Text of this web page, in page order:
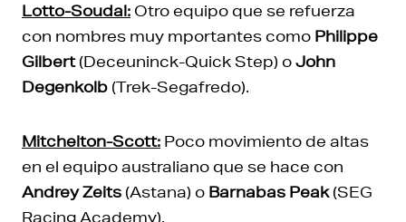
Lotto-Soudal: Otro equipo que se refuerza
con nombres muy mportantes como Philippe
Gilbert(Deceuninck-Quick Step) oJohn
Degenkolb (Trek-Segafredo).
Mitchelton-Scott: Poco movimiento de altas
en el equipo australiano que se hace con
Andrey Zeits (Astana) o Barnabas Peak(SEG
Racing Academy).